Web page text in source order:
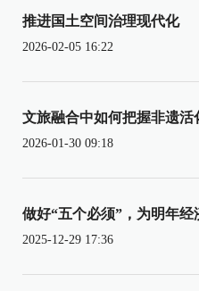
推进国土空间治理现代化
2026-02-05 16:22
文旅融合中如何把握非遗活
2026-01-30 09:18
做好“五个必须”，为明年经
2025-12-29 17:36